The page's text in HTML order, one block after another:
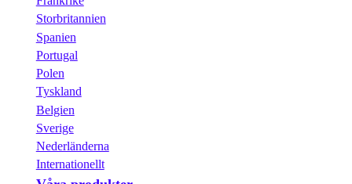
Storbritannien
Spanien
Portugal
Polen
Tyskland
Belgien
Sverige
Nederländerna
Internationellt